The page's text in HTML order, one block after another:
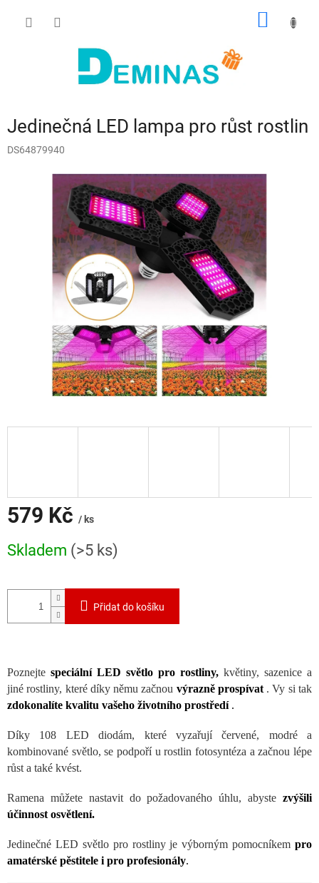
Jedinečná LED lampa pro růst rostlin
DS64879940
579 Kč / ks
cena:
Skladem (>5 ks)
Přidat do košíku
Poznejte speciální LED světlo pro rostliny, květiny, sazenice a
jiné rostliny, které díky němu začnou výrazně prospívat . Vy si tak
zdokonalíte kvalitu vašeho životního prostředí .
Díky 108 LED diodám, které vyzařují červené, modré a
kombinované světlo, se podpoří u rostlin fotosyntéza a začnou lépe
růst a také kvést.
Ramena můžete nastavit do požadovaného úhlu, abyste zvýšili
účinnost osvětlení.
Jedinečné LED světlo pro rostliny je výborným pomocníkem pro
amatérské pěstitele i pro profesionály.